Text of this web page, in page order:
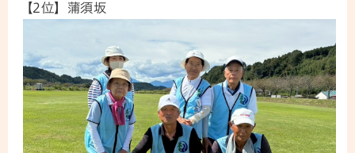
【2位】蒲須坂